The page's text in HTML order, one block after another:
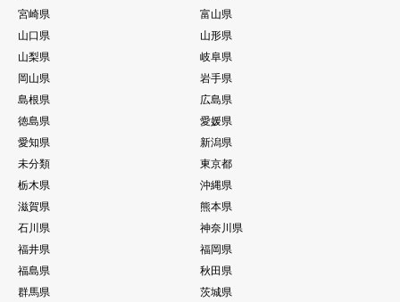
宮崎県
富山県
山口県
山形県
山梨県
岐阜県
岡山県
岩手県
島根県
広島県
徳島県
愛媛県
愛知県
新潟県
未分類
東京都
栃木県
沖縄県
滋賀県
熊本県
石川県
神奈川県
福井県
福岡県
福島県
秋田県
群馬県
茨城県